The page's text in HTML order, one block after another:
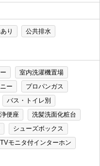
り
公共排水
室内洗濯機置場
ー
プロパンガス
バス・トイレ別
便座
洗髪洗面化粧台
シューズボックス
TVモニタ付インターホン